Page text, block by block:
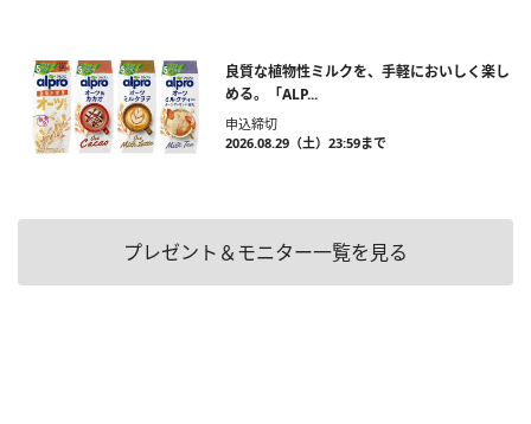
良質な植物性ミルクを、手軽においしく楽し
める。「ALP...
申込締切
2026.08.29（土）23:59まで
プレゼント＆モニター一覧を見る